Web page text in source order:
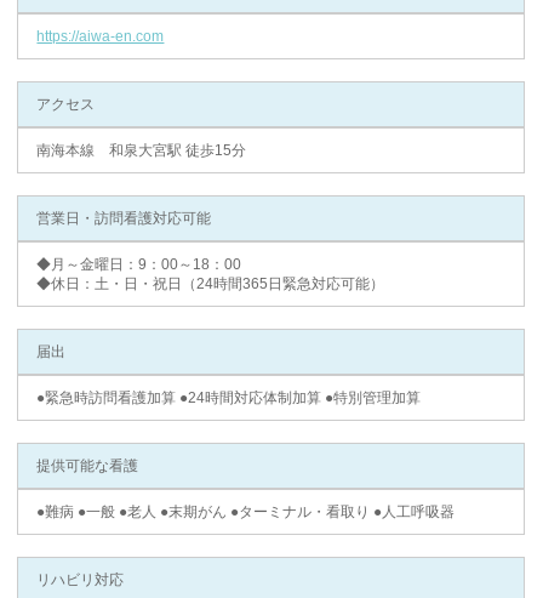
https://aiwa-en.com
アクセス
南海本線 和泉大宮駅 徒歩15分
営業日・訪問看護対応可能
◆月～金曜日：9：00～18：00
◆休日：土・日・祝日（24時間365日緊急対応可能）
届出
●緊急時訪問看護加算 ●24時間対応体制加算 ●特別管理加算
提供可能な看護
●難病 ●一般 ●老人 ●末期がん ●ターミナル・看取り ●人工呼吸器
リハビリ対応